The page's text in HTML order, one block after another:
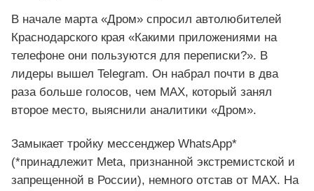
В начале марта «Дром» спросил автолюбителей
Краснодарского края «Какими приложениями на
телефоне они пользуются для переписки?». В
лидеры вышел Telegram. Он набрал почти в два
раза больше голосов, чем МАХ, который занял
второе место, выяснили аналитики «Дром».
Замыкает тройку мессенджер WhatsАpp*
(*принадлежит Meta, признанной экстремистской и
запрещенной в России), немного отстав от МАХ. На